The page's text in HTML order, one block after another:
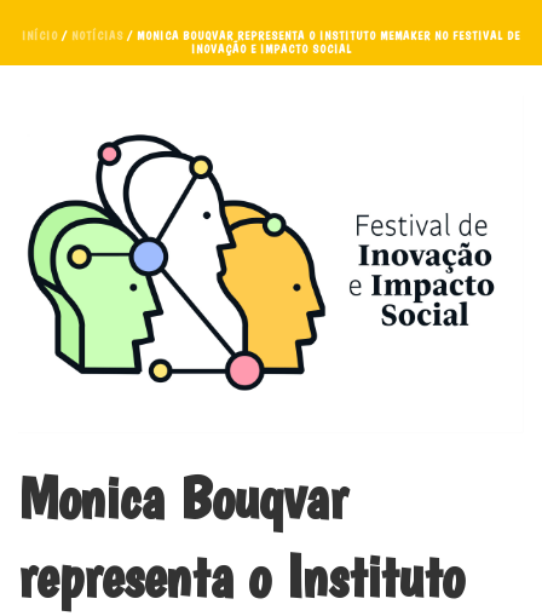
INÍCIO / NOTÍCIAS / MONICA BOUQVAR REPRESENTA O INSTITUTO MEMAKER NO FESTIVAL DE
INOVAÇÃO E IMPACTO SOCIAL
Monica Bouqvar
representa o Instituto